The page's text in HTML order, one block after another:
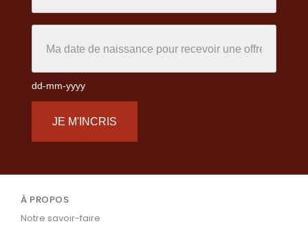
dd-mm-yyyy
JE M'INCRIS
À PROPOS
Notre savoir-faire